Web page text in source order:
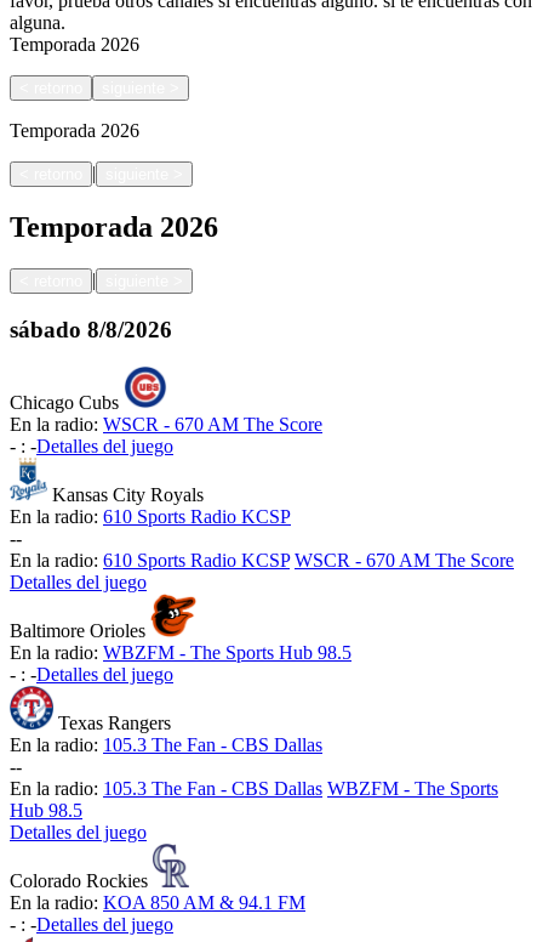
alguna.
Temporada 2026
Temporada 2026
|
Temporada 2026
|
sábado 8/8/2026
Chicago Cubs
En la radio: WSCR - 670 AM The Score
- : -Detalles del juego
Kansas City Royals
En la radio: 610 Sports Radio KCSP
--
En la radio: 610 Sports Radio KCSP WSCR - 670 AM The Score
Detalles del juego
Baltimore Orioles
En la radio: WBZFM - The Sports Hub 98.5
- : -Detalles del juego
Texas Rangers
En la radio: 105.3 The Fan - CBS Dallas
--
En la radio: 105.3 The Fan - CBS Dallas WBZFM - The Sports
Hub 98.5
Detalles del juego
Colorado Rockies
En la radio: KOA 850 AM & 94.1 FM
- : -Detalles del juego